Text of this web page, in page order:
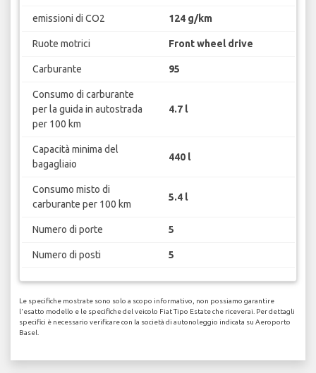
emissioni di CO2 124 g/km
Ruote motrici Front wheel drive
Carburante 95
Consumo di carburante
per la guida in autostrada
per 100 km
4.7 l
Capacità minima del
bagagliaio
440 l
Consumo misto di
carburante per 100 km
5.4 l
Numero di porte 5
Numero di posti 5
Le specifiche mostrate sono solo a scopo informativo, non possiamo garantire
l'esatto modello e le specifiche del veicolo Fiat Tipo Estate che riceverai. Per dettagli
specifici è necessario verificare con la società di autonoleggio indicata su Aeroporto
Basel.